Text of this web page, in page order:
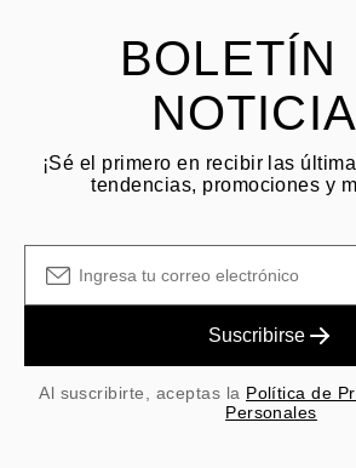
BOLETÍN
¡Sé el primero en recibir las
tendencias, promociones y
Suscribirse
Al suscribirte, aceptas la Política de
Personales